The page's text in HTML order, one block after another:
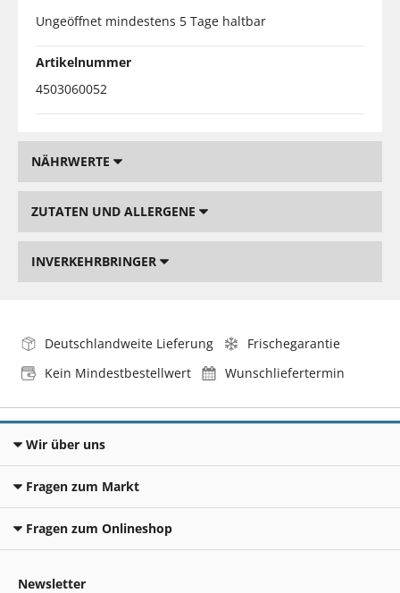
Ungeöffnet mindestens 5 Tage haltbar
Artikelnummer
4503060052
NÄHRWERTE
ZUTATEN UND ALLERGENE
INVERKEHRBRINGER
Deutschlandweite Lieferung
Frischegarantie
Kein Mindestbestellwert
Wunschliefertermin
Wir über uns
Fragen zum Markt
Fragen zum Onlineshop
Newsletter